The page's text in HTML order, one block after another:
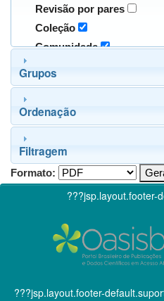
Revisão por pares
Coleção
Comunidade
Grupos
Ordenação
Filtragem
Formato:
???jsp.layout.footer-
???jsp.layout.footer-